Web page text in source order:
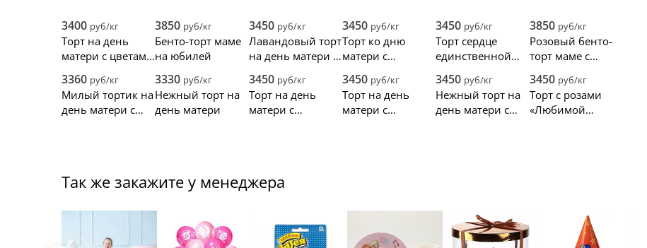
3400 руб/кг
Торт на день
матери с цветами
3850 руб/кг
Бенто-торт маме
на юбилей
3450 руб/кг
Лавандовый торт
на день матери с
сердечками
3450 руб/кг
Торт ко дню
матери с
3450 руб/кг
Торт сердце
единственной
3850 руб/кг
Розовый бенто-
торт маме с
3360 руб/кг
Милый тортик на
день матери с
3330 руб/кг
Нежный торт на
день матери
3450 руб/кг
Торт на день
матери с
3450 руб/кг
Торт на день
матери с
3450 руб/кг
Нежный торт на
день матери с
3450 руб/кг
Торт с розами
«Любимой
Так же закажите у менеджера